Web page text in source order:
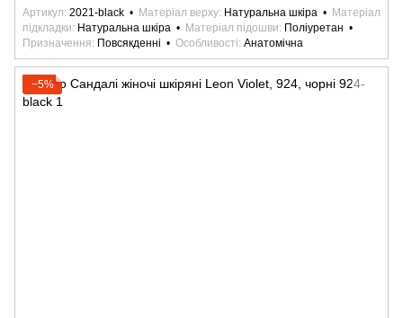
Артикул 2021-black Матеріал верху Натуральна шкіра
Матеріал
підкладки
Натуральна шкіра Матеріал підошви
Поліуретан
Призначення
Повсякденні Особливості Анатомічна
−5%